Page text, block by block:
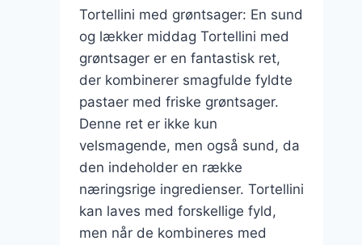
Tortellini med grøntsager: En sund
og lækker middag Tortellini med
grøntsager er en fantastisk ret,
der kombinerer smagfulde fyldte
pastaer med friske grøntsager.
Denne ret er ikke kun
velsmagende, men også sund, da
den indeholder en række
næringsrige ingredienser. Tortellini
kan laves med forskellige fyld,
men når de kombineres med